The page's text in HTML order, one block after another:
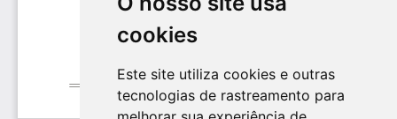
cookies
Este site utiliza cookies e outras
tecnologias de rastreamento para